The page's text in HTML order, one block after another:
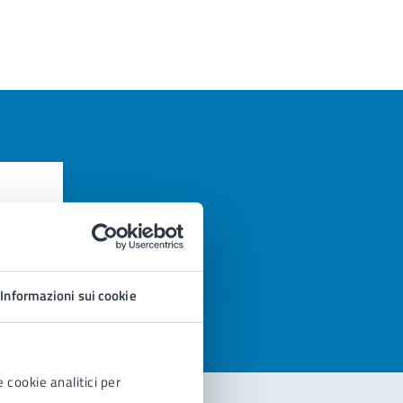
Informazioni sui cookie
cookie analitici per